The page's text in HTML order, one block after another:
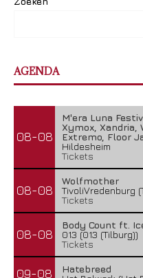
AGENDA
08-08
M'era Luna
Xymox,
Extremo, Floor
Hildesheim
Tickets
08-08
Wolfmother
TivoliVredenburg
Tickets
08-08
Body Count ft.
013 (013 (Tilburg))
Tickets
09-08
Hatebreed